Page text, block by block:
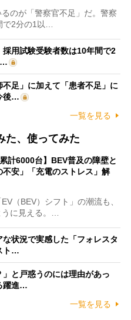
のが「警察官不足」だ。警察
2分の1以…
採用試験受験者数は10年間で2
…
不足」に加えて「患者不足」に
後…
一覧を見る
た、使ってみた
計6000台】BEV普及の障壁と
安」「充電のストレス」解
（BEV）シフト」の潮流も、
に見える。…
な状況で実感した「フォレスタ
ト…
と戸惑うのには理由があっ
躍進…
一覧を見る